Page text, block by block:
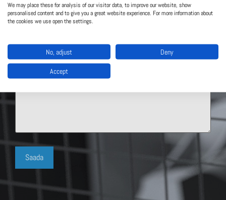
We may place these for analysis of our visitor data, to improve our website, show
personalised content and to give you a great website experience. For more information about
the cookies we use open the settings.
No, adjust Deny
Accept